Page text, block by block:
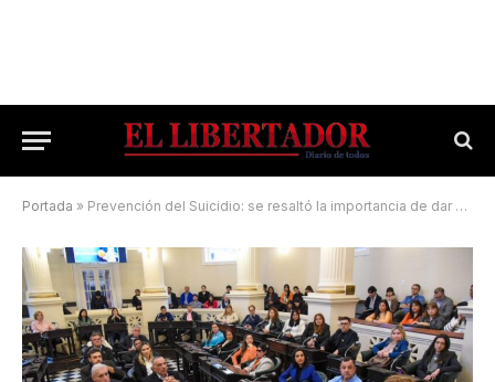
Portada » Prevención del Suicidio: se resaltó la importancia de dar visibilidad a la problemática